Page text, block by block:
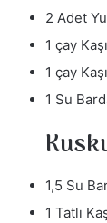
2 Adet
1 çay
1 çay
1 Su
1,5 Su
1 Tatlı